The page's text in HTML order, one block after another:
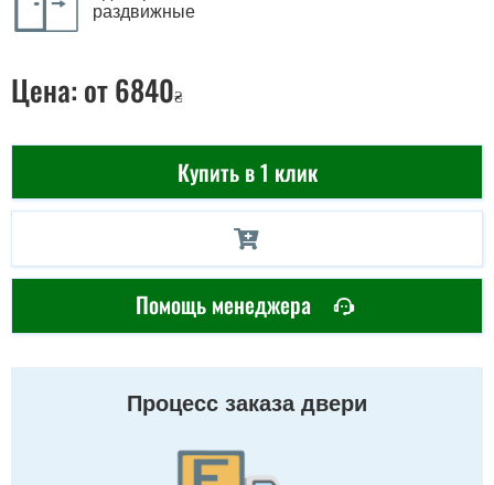
раздвижные
Цена: от 6840₴
Купить в 1 клик
Помощь менеджера
Процесс заказа двери